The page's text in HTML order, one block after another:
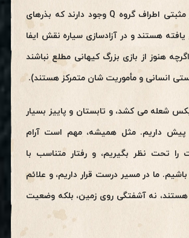
است که عناصر مثبتی اطراف گروه Q وجود دارند که بذرهای
یافته هستند و در آزادسازی سیاره نقش ایفا
هنوز از بازی بزرگ کیهانی مطلع نباشند
انسانی و مأموریت شان متمرکز هستند).
شعله می کشد، و تابستان و پاییز بسیار
پیش داریم. مثل همیشه، مهم است آرام
را تحت نظر بگیریم، و رفتار متناسب با
ما در مسیر درست قرار داریم، و علائم
هستند، نه آشفتگی روی زمین، بلکه وضعیت